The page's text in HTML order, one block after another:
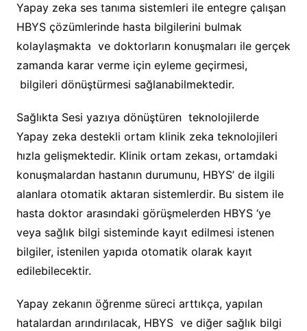
Yapay zeka ses tanıma sistemleri ile entegre çalışan
HBYS çözümlerinde hasta bilgilerini bulmak
kolaylaşmakta ve doktorların konuşmaları ile gerçek
zamanda karar verme için eyleme geçirmesi,
bilgileri dönüştürmesi sağlanabilmektedir.
Sağlıkta Sesi yazıya dönüştüren teknolojilerde
Yapay zeka destekli ortam klinik zeka teknolojileri
hızla gelişmektedir. Klinik ortam zekası, ortamdaki
konuşmalardan hastanın durumunu, HBYS’ de ilgili
alanlara otomatik aktaran sistemlerdir. Bu sistem ile
hasta doktor arasındaki görüşmelerden HBYS ‘ye
veya sağlık bilgi sisteminde kayıt edilmesi istenen
bilgiler, istenilen yapıda otomatik olarak kayıt
edilebilecektir.
Yapay zekanın öğrenme süreci arttıkça, yapılan
hatalardan arındırılacak, HBYS ve diğer sağlık bilgi